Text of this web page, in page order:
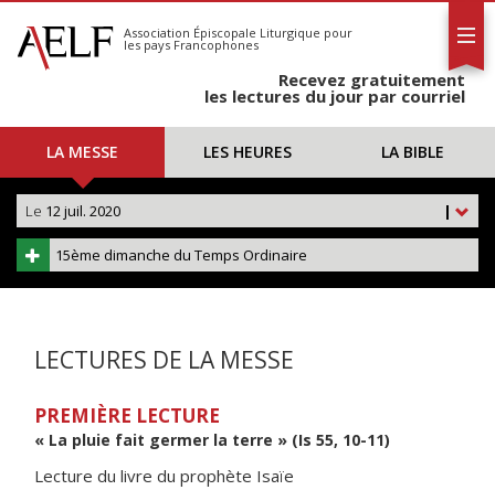
S'abonner
Calendrier
Association Épiscopale Liturgique pour
les pays Francophones
Recevez gratuitement
les lectures du jour par courriel
LA MESSE LES HEURES LA BIBLE
|
Le 12 juil. 2020
15ème dimanche du Temps Ordinaire
LECTURES DE LA MESSE
PREMIÈRE LECTURE
« La pluie fait germer la terre » (Is 55, 10-11)
Lecture du livre du prophète Isaïe